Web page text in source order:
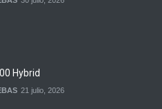
Hybrid
21 julio, 2026